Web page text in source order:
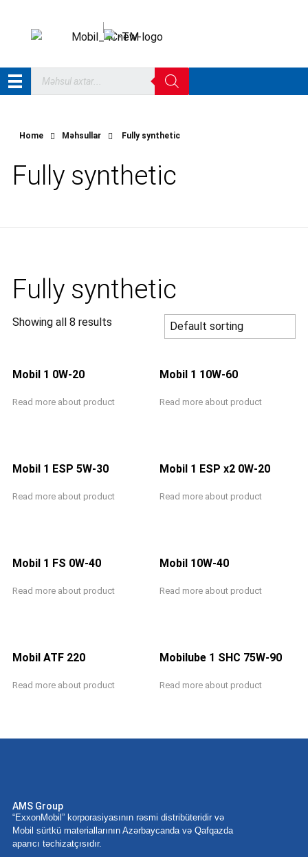
Home Məhsullar Fully synthetic
Fully synthetic
Fully synthetic
Showing all 8 results
Mobil 1 0W-20
Read more about product
Mobil 1 10W-60
Read more about product
Mobil 1 ESP 5W-30
Read more about product
Mobil 1 ESP x2 0W-20
Read more about product
Mobil 1 FS 0W-40
Read more about product
Mobil 10W-40
Read more about product
Mobil ATF 220
Read more about product
Mobilube 1 SHC 75W-90
Read more about product
AMS Group
“ExxonMobil” korporasiyasının rəsmi distribüteridir və
Mobil sürtkü materiallarının Azərbaycanda və Qafqazda
aparıcı təchizatçısıdır.